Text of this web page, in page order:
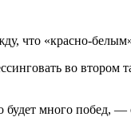
что
во втором
будет много